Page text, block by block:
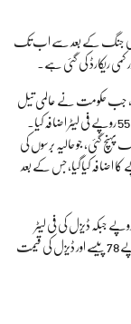
والی جنگ کے بعد سے اب تک
کمی ریکارڈ کی گئی ہے۔
قیمتوں میں پہلا بڑا اضافہ 6 مارچ 2026 کو کیا گیا، جب حکومت نے عالمی تیل
قیمتوں میں اضافے کے باعث پیٹرول اور ڈیزل کی قیمتوں میں تقریباً 55 روپے فی لیٹر اضافہ کیا۔
کر تقریباً 321 روپے فی لیٹر تک پہنچ گئی، جو حالیہ برسوں کی
اسی طرح ڈیزل کی فی لیٹر قیمت میں بھی 55 روپے کا اضافہ کیا گیا، جس کے بعد
وسطیٰ کشیدگی سے قبل ملک میں پیٹرول کی فی لیٹر قیمت 266 روپے جبکہ ڈیزل کی فی لیٹر
قیمت 280 روپے تھی۔ ملک میں پیٹرول کی موجودہ قیمت 373 روپے 78 پیسے اور ڈیزل کی قیمت